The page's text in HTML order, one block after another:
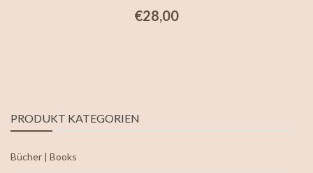
€28,00
PRODUKT KATEGORIEN
Bücher | Books